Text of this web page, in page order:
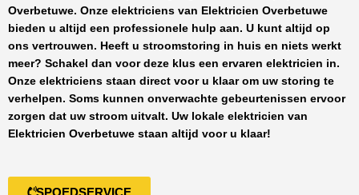
Overbetuwe. Onze elektriciens van Elektricien Overbetuwe
bieden u altijd een professionele hulp aan. U kunt altijd op
ons vertrouwen. Heeft u stroomstoring in huis en niets werkt
meer? Schakel dan voor deze klus een ervaren elektricien in.
Onze elektriciens staan direct voor u klaar om uw storing te
verhelpen. Soms kunnen onverwachte gebeurtenissen ervoor
zorgen dat uw stroom uitvalt. Uw lokale elektricien van
Elektricien Overbetuwe staan altijd voor u klaar!
SPOEDSERVICE